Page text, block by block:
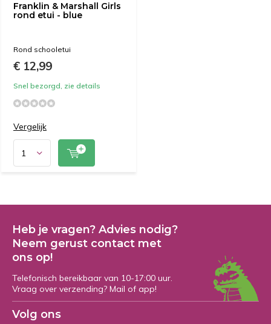
Franklin & Marshall Girls
rond etui - blue
Rond schooletui
€ 12,99
Snel bezorgd, zie details
Vergelijk
Heb je vragen? Advies nodig?
Neem gerust contact met
ons op!
Telefonisch bereikbaar van 10-17:00 uur.
Vraag over verzending? Mail of app!
Volg ons